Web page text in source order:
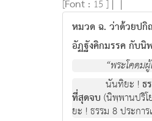
[Font : 15 ] | |
หมวด ฉ. ว่าด้วยป
อัฏฐังคิกมรรค กับนิ
“พระโคด
นันทิยะ !ธ
ที่สุดจบ (นิพฺพานปริโ
ยะ ! ธรรม 8 ประก